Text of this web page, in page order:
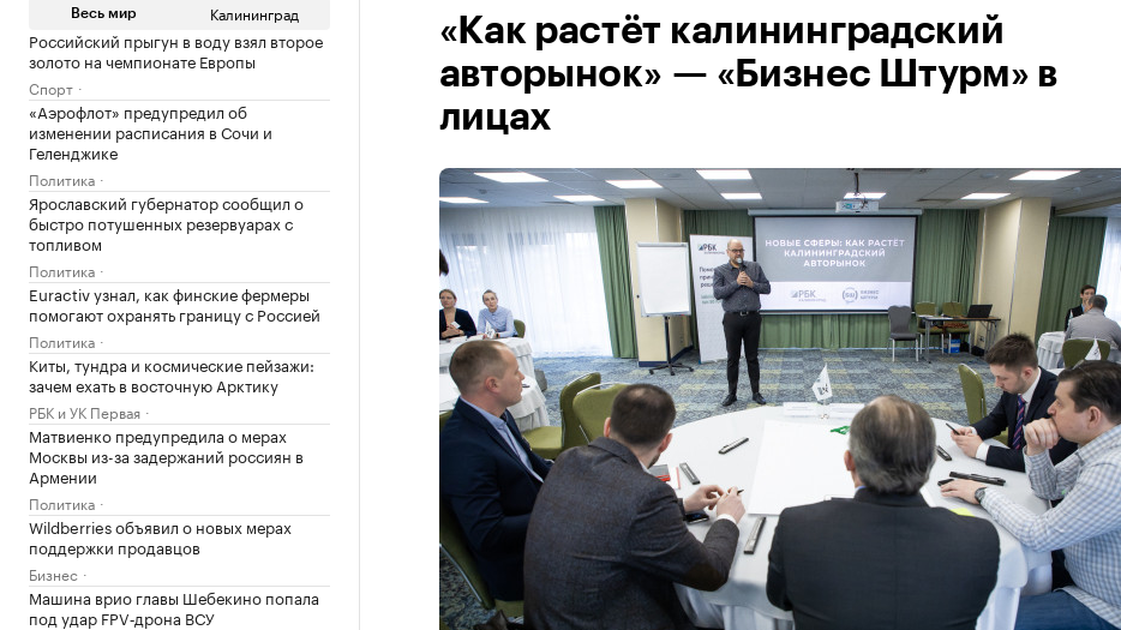
Весь мир Калининград
Российский прыгун в воду взял второе
золото на чемпионате Европы
Спорт
«Аэрофлот» предупредил об
изменении расписания в Сочи и
Геленджике
Политика
Ярославский губернатор сообщил о
быстро потушенных резервуарах с
топливом
Политика
Euractiv узнал, как финские фермеры
помогают охранять границу с Россией
Политика
Киты, тундра и космические пейзажи:
зачем ехать в восточную Арктику
РБК и УК Первая
Матвиенко предупредила о мерах
Москвы из-за задержаний россиян в
Армении
Политика
Wildberries объявил о новых мерах
поддержки продавцов
Бизнес
Машина врио главы Шебекино попала
под удар FPV‑дрона ВСУ
«Как растёт калининградский
авторынок» — «Бизнес Штурм» в
лицах